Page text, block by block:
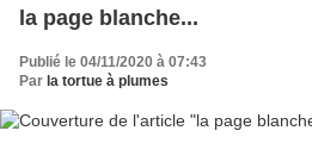
la page blanche...
Publié le 04/11/2020 à 07:43
Par la tortue à plumes